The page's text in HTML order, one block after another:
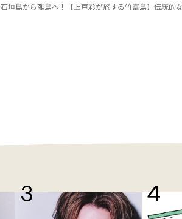
石垣島から離島へ！【上戸彩が旅する竹富島】伝統的